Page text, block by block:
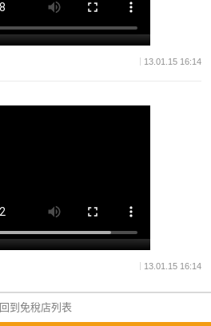
13.01.15 16:14
13.01.15 16:14
回到免稅店列表